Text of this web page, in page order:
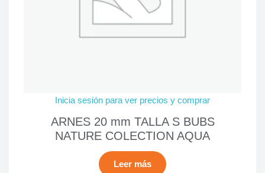
Inicia sesión para ver precios y comprar
ARNES 20 mm TALLA S BUBS
NATURE COLECTION AQUA
Leer más